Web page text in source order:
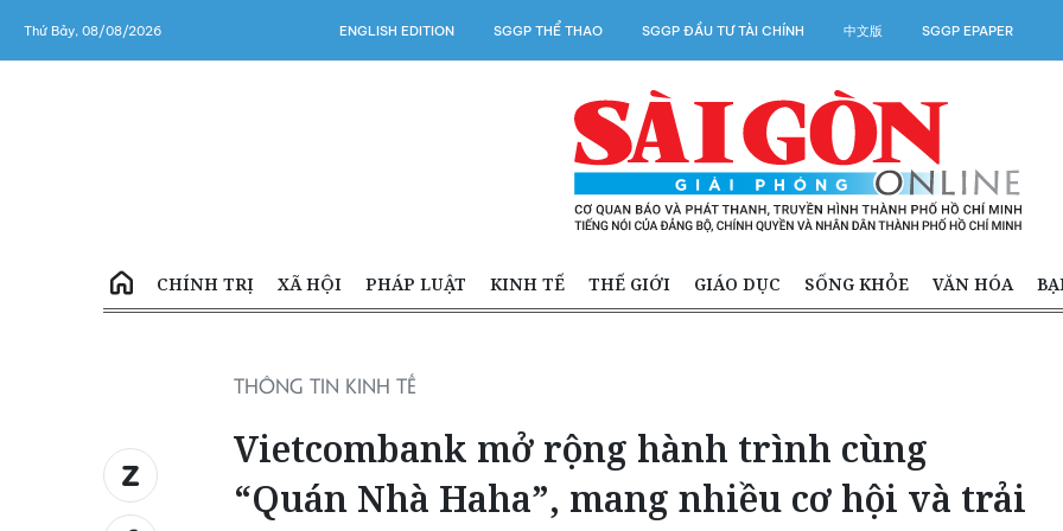
Thứ Bảy, 08/08/2026 ENGLISH EDITION SGGP THỂ THAO SGGP ĐẦU TƯ TÀI CHÍNH 中文版 SGGP EPAPER
CHÍNH TRỊ XÃ HỘI PHÁP LUẬT KINH TẾ THẾ GIỚI GIÁO DỤC SỐNG KHỎE VĂN HÓA
THÔNG TIN KINH TẾ
Vietcombank mở rộng hành trình cùng
“Quán Nhà Haha”, mang nhiều cơ hội và trải